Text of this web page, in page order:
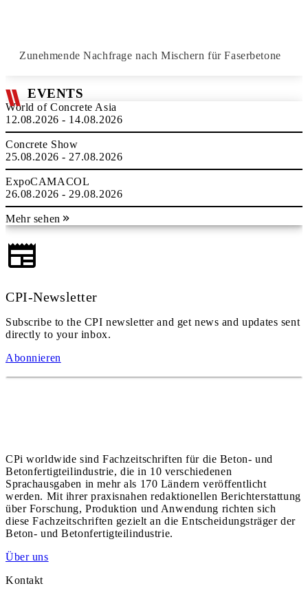
Zunehmende Nachfrage nach Mischern für Faserbetone
EVENTS
World of Concrete Asia
12.08.2026 - 14.08.2026
Concrete Show
25.08.2026 - 27.08.2026
ExpoCAMACOL
26.08.2026 - 29.08.2026
Mehr sehen
CPI-Newsletter
Subscribe to the CPI newsletter and get news and updates sent
directly to your inbox.
Abonnieren
CPi worldwide sind Fachzeitschriften für die Beton- und
Betonfertigteilindustrie, die in 10 verschiedenen
Sprachausgaben in mehr als 170 Ländern veröffentlicht
werden. Mit ihrer praxisnahen redaktionellen Berichterstattung
über Forschung, Produktion und Anwendung richten sich
diese Fachzeitschriften gezielt an die Entscheidungsträger der
Beton- und Betonfertigteilindustrie.
Über uns
Kontakt